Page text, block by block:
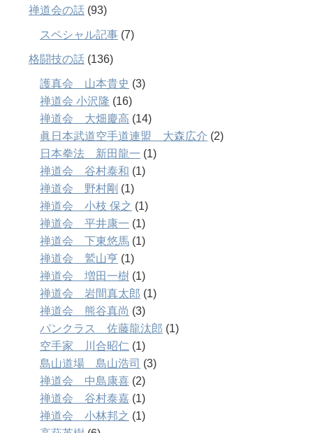
禅道会の話 (93)
スペシャル記事 (7)
格闘技の話 (136)
護真会 山本貴史 (3)
禅道会 小沢隆 (16)
禅道会 大畑慶高 (14)
眞日本武道空手道連盟 大森広介 (2)
日本拳法 新田龍一 (1)
禅道会 谷村泰和 (1)
禅道会 野村剛 (1)
禅道会 小枝 保之 (1)
禅道会 平井康一 (1)
禅道会 下東悠馬 (1)
禅道会 鷲山亨 (1)
禅道会 増田一樹 (1)
禅道会 岩間真太郎 (1)
禅道会 熊谷真尚 (3)
パンクラス 佐藤龍汰郎 (1)
空手家 川合昭仁 (1)
島山道場 島山浩司 (3)
禅道会 中島康喜 (2)
禅道会 谷村泰嘉 (1)
禅道会 小林邦之 (1)